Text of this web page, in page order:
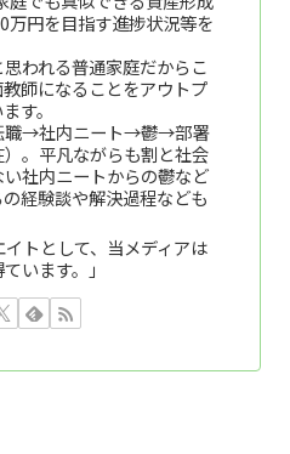
万円を目指す進捗状況等を
われる普通家庭だからこ
師になることをアウトプ
す。
→社内ニート→鬱→部署
。平凡ながらも割と社会
社内ニートからの鬱など
経験談や解決過程なども
トとして、当メディアは
います。」